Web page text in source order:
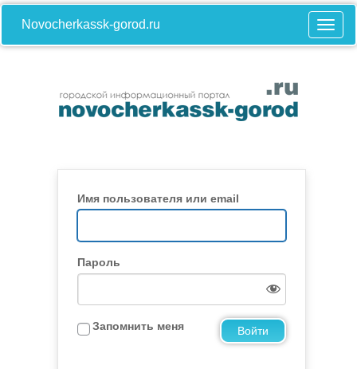
Novocherkassk-gorod.ru
Имя пользователя или email
Пароль
Запомнить меня